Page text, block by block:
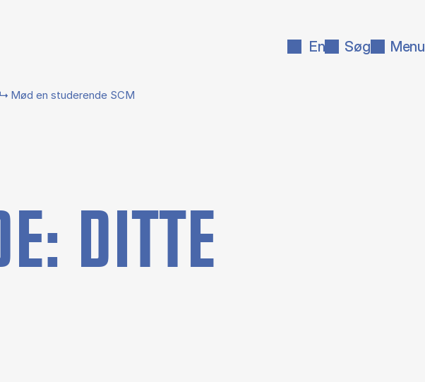
En Søg Menu
Mød en stu­de­ren­de SCM
DIT­TE